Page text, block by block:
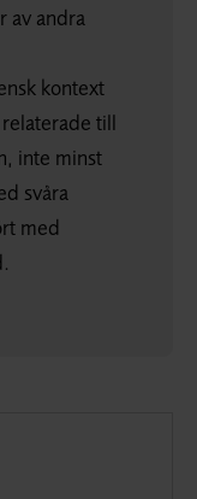
av andra
kontext
till
inte minst
svåra
med